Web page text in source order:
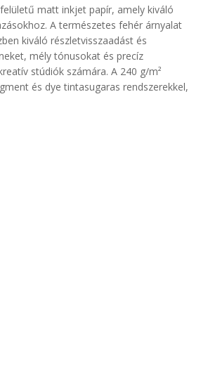
matt inkjet papír, amely kiváló
A természetes fehér árnyalat
kiváló részletvisszaadást és
mély tónusokat és precíz
stúdiók számára. A 240 g/m²
és dye tintasugaras rendszerekkel,